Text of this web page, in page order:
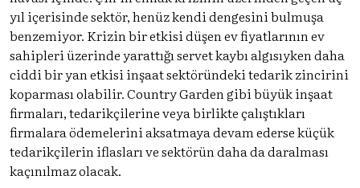
yıl içerisinde sektör, henüz kendi dengesini bulmuşa
benzemiyor. Krizin bir etkisi düşen ev fiyatlarının ev
sahipleri üzerinde yarattığı servet kaybı algısıyken daha
ciddi bir yan etkisi inşaat sektöründeki tedarik zincirini
koparması olabilir. Country Garden gibi büyük inşaat
firmaları, tedarikçilerine veya birlikte çalıştıkları
firmalara ödemelerini aksatmaya devam ederse küçük
tedarikçilerin iflasları ve sektörün daha da daralması
kaçınılmaz olacak.